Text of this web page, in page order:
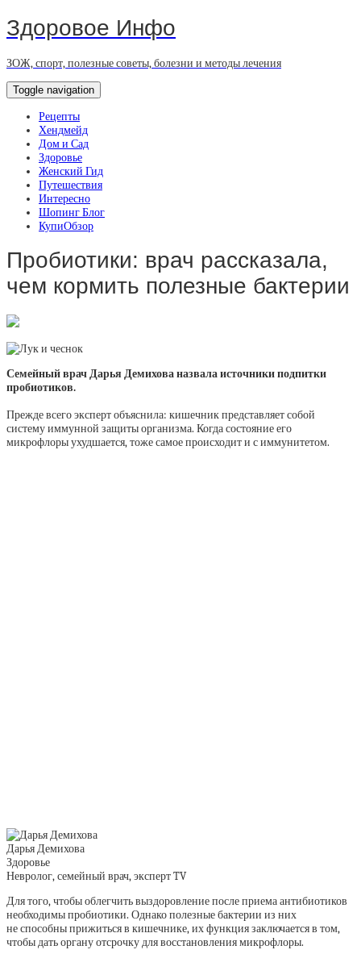
Здоровое Инфо
ЗОЖ, спорт, полезные советы, болезни и методы лечения
Toggle navigation
Рецепты
Хендмейд
Дом и Сад
Здоровье
Женский Гид
Путешествия
Интересно
Шопинг Блог
КупиОбзор
Пробиотики: врач рассказала,
чем кормить полезные бактерии
Семейный врач Дарья Демихова назвала источники подпитки
пробиотиков.
Прежде всего эксперт объяснила: кишечник представляет собой
систему иммунной защиты организма. Когда состояние его
микрофлоры ухудшается, тоже самое происходит и с иммунитетом.
Дарья Демихова
Здоровье
Невролог, семейный врач, эксперт TV
Для того, чтобы облегчить выздоровление после приема антибиотиков
необходимы пробиотики. Однако полезные бактерии из них
не способны прижиться в кишечнике, их функция заключается в том,
чтобы дать органу отсрочку для восстановления микрофлоры.